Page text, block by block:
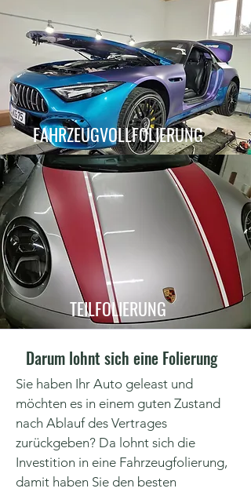
FAHRZEUGVOLLFOLIERUNG
TEILFOLIERUNG
Darum lohnt sich eine Folierung
Sie haben Ihr Auto geleast und
möchten es in einem guten Zustand
nach Ablauf des Vertrages
zurückgeben? Da lohnt sich die
Investition in eine Fahrzeugfolierung,
damit haben Sie den besten